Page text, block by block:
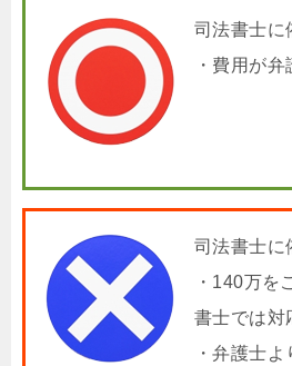
司法書士に
・費用が
司法書士に
・140万を
書士では対
・弁護士